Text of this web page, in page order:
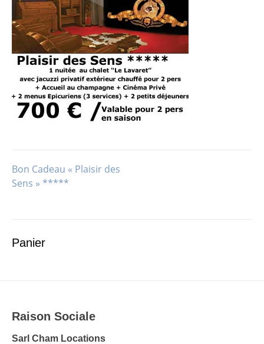
Navigation
l’article
Bon Cadeau « Plaisir des
Sens » *****
Panier
Raison Sociale
Sarl Cham Locations